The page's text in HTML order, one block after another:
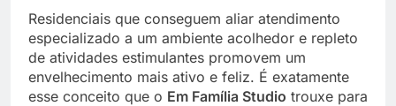
Residenciais que conseguem aliar atendimento
especializado a um ambiente acolhedor e repleto
de atividades estimulantes promovem um
envelhecimento mais ativo e feliz. É exatamente
esse conceito que o Em Família Studio trouxe para